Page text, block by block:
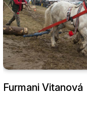
Furmani Vitanová